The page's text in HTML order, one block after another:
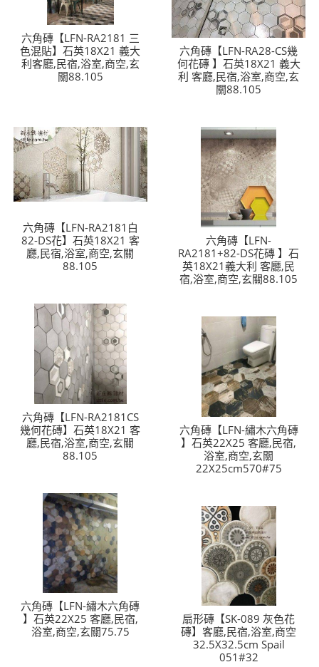
六角磚【LFN-RA2181 三
色混貼】石英18X21 義大
利客廳,民宿,浴室,商空,玄
關88.105
六角磚【LFN-RA28-CS幾
何花磚 】石英18X21 義大
利 客廳,民宿,浴室,商空,玄
關88.105
六角磚【LFN-RA2181白
82-DS花】石英18X21 客
廳,民宿,浴室,商空,玄關
88.105
六角磚【LFN-
RA2181+82-DS花磚 】石
英18X21義大利 客廳,民
宿,浴室,商空,玄關88.105
六角磚【LFN-RA2181CS
幾何花磚】石英18X21 客
廳,民宿,浴室,商空,玄關
88.105
六角磚【LFN-繡木六角磚
】石英22X25 客廳,民宿,
浴室,商空,玄關
22X25cm570#75
六角磚【LFN-繡木六角磚
】石英22X25 客廳,民宿,
浴室,商空,玄關75.75
扇形磚【SK-089 灰色花
磚】客廳,民宿,浴室,商空
32.5X32.5cm Spail
051#32